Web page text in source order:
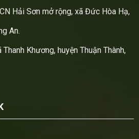
Hải Sơn mở rộng, xã Đức Hòa Hạ,
An.
Thanh Khương, huyện Thuận Thành,